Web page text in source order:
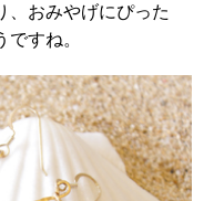
、おみやげにぴった
すね。